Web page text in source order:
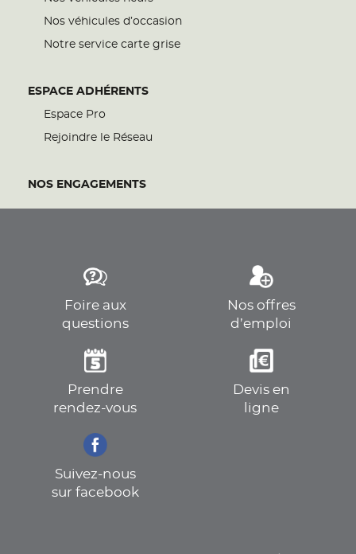
Nos véhicules d’occasion
Notre service carte grise
ESPACE ADHÉRENTS
Espace Pro
Rejoindre le Réseau
NOS ENGAGEMENTS
Foire aux
questions
Nos offres
d’emploi
Prendre
rendez-vous
Devis en
ligne
Suivez-nous
sur facebook